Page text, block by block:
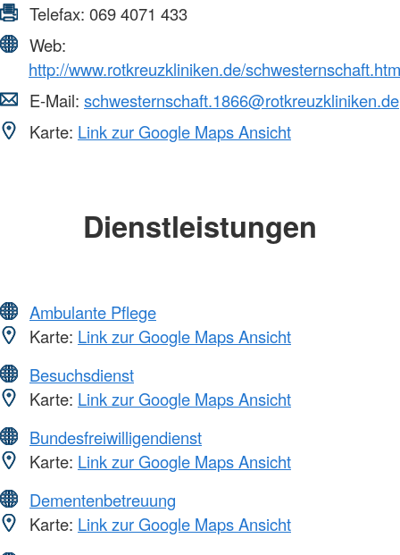
Telefax: 069 4071 433
Web:
http://www.rotkreuzkliniken.de/
E-Mail: schwesternschaft.1866@rotkreuzkliniken.de
Karte: Link zur Google Maps Ansicht
Dienstleistungen
Ambulante Pflege
Karte: Link zur Google Maps Ansicht
Besuchsdienst
Karte: Link zur Google Maps Ansicht
Bundesfreiwilligendienst
Karte: Link zur Google Maps Ansicht
Dementenbetreuung
Karte: Link zur Google Maps Ansicht